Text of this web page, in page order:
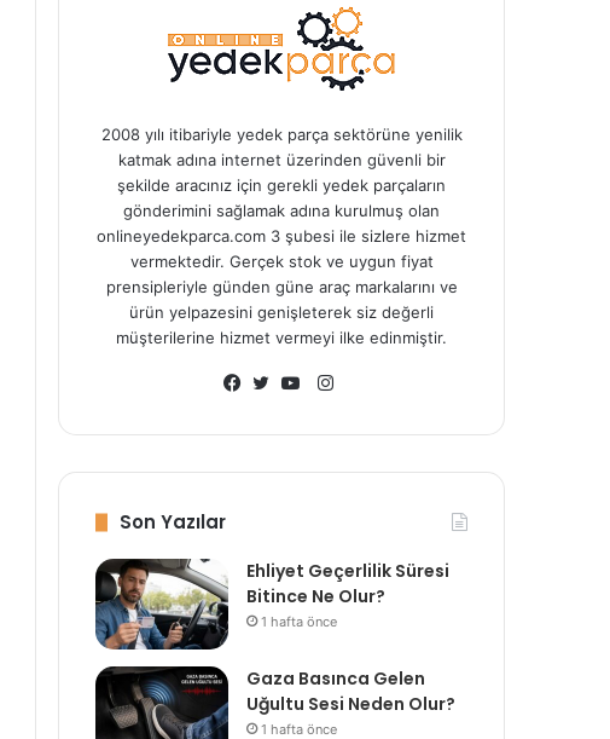
2008 yılı itibariyle yedek parça sektörüne yenilik
katmak adına internet üzerinden güvenli bir
şekilde aracınız için gerekli yedek parçaların
gönderimini sağlamak adına kurulmuş olan
onlineyedekparca.com 3 şubesi ile sizlere hizmet
vermektedir. Gerçek stok ve uygun fiyat
prensipleriyle günden güne araç markalarını ve
ürün yelpazesini genişleterek siz değerli
müşterilerine hizmet vermeyi ilke edinmiştir.
a
c
o
k
w
i
e
r
o
u
e
I
s
t
a
m
Son Yazılar
Ehliyet Geçerlilik Süresi
Bitince Ne Olur?
1 hafta önce
Gaza Basınca Gelen
Uğultu Sesi Neden Olur?
1 hafta önce